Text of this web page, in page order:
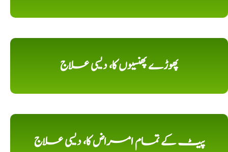
پھوڑے پھنسیوں کا، دیسی علاج
پیٹ کے تمام امراض کا، دیسی علاج